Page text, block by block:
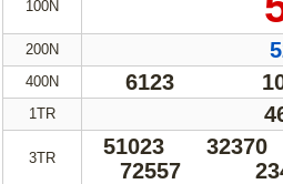
100N
200N
400N 6123
1TR
3TR 51023 32370
72557